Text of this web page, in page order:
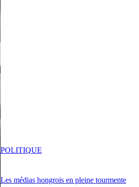
Les médias hongrois en pleine tourmente
POLITIQUE